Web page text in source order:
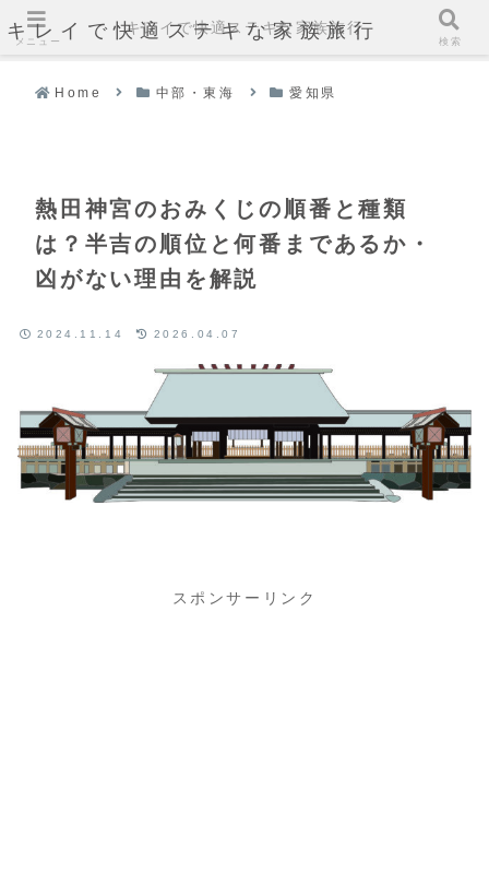
キレイで快適ステキな家族旅行
Home 中部・東海 愛知県
熱田神宮のおみくじの順番と種類
は？半吉の順位と何番まであるか・
凶がない理由を解説
2024.11.14 2026.04.07
スポンサーリンク
メニュー
キレイで快適ステキな家族旅行
検索